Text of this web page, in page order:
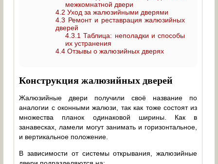
межкомнатной двери
4.2 Уход за жалюзийными дверями
4.3 Ремонт и реставрация жалюзийных
дверей
4.3.1 Таблица: неполадки и способы
их устранения
4.4 Отзывы о жалюзийных дверях
Конструкция жалюзийных дверей
Жалюзийные двери получили своё название по
аналогии с оконными жалюзи, так как тоже состоят из
множества планок одинаковой ширины. Как в
занавесках, ламели могут занимать и горизонтальное,
и вертикальное положение.
В зависимости от системы открывания, жалюзийные